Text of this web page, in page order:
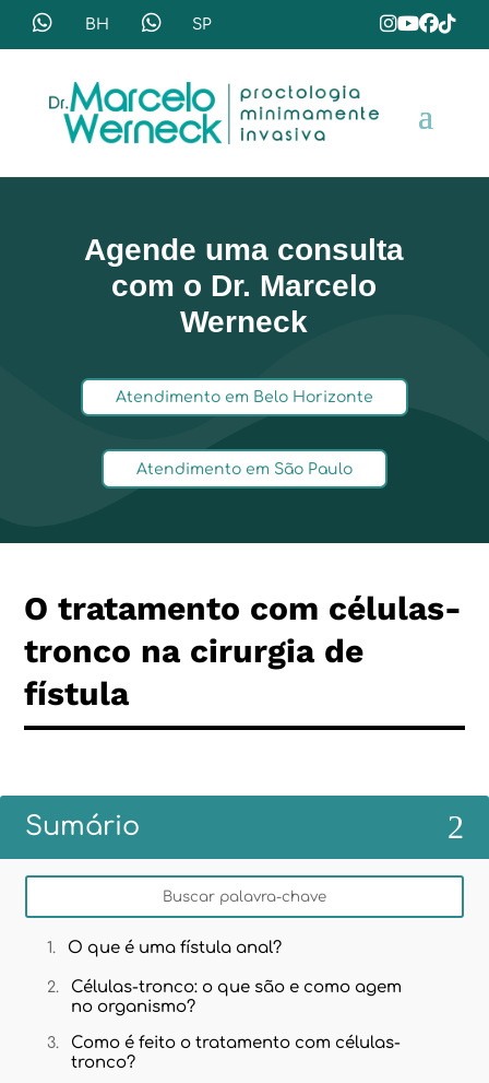
Agende uma consulta
com o Dr. Marcelo
Werneck
Atendimento em Belo Horizonte
Atendimento em São Paulo
O tratamento com células-
tronco na cirurgia de
fístula
Sumário 2
O que é uma fístula anal?
Células-tronco: o que são e como agem
no organismo?
Como é feito o tratamento com células-
tronco?